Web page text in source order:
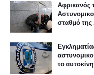
Αφρικανός
σταθμό
το